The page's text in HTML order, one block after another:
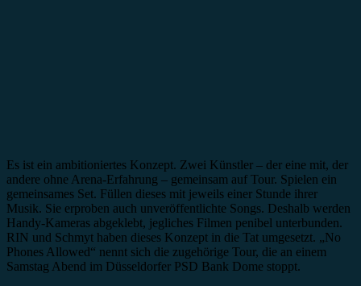
Es ist ein ambitioniertes Konzept. Zwei Künstler – der eine mit, der
andere ohne Arena-Erfahrung – gemeinsam auf Tour. Spielen ein
gemeinsames Set. Füllen dieses mit jeweils einer Stunde ihrer
Musik. Sie erproben auch unveröffentlichte Songs. Deshalb werden
Handy-Kameras abgeklebt, jegliches Filmen penibel unterbunden.
RIN und Schmyt haben dieses Konzept in die Tat umgesetzt. „No
Phones Allowed“ nennt sich die zugehörige Tour, die an einem
Samstag Abend im Düsseldorfer PSD Bank Dome stoppt.